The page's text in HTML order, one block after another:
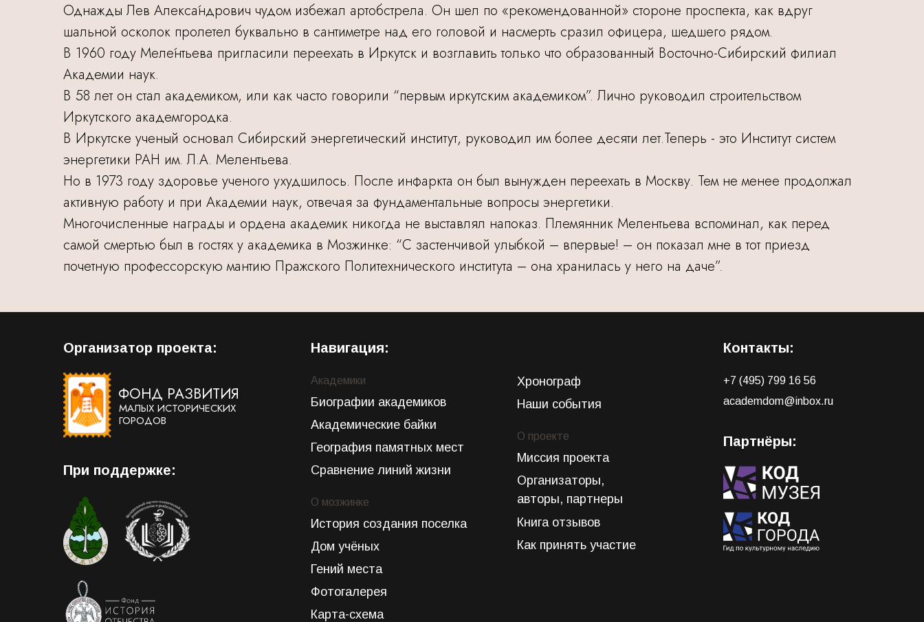
Однажды Лев Алекса́ндрович чудом избежал артобстрела. Он шел по «рекомендованной» стороне проспекта, как вдруг
шальной осколок пролетел буквально в сантиметре над его головой и насмерть сразил офицера, шедшего рядом.
В 1960 году Меле́нтьева пригласили переехать в Иркутск и возглавить только что образованный Восточно-Сибирский филиал
Академии наук.
В 58 лет он стал академиком, или как часто говорили “первым иркутским академиком”. Лично руководил строительством
Иркутского академгородка.
В Иркутске ученый основал Сибирский энергетический институт, руководил им более десяти лет.Теперь - это Институт систем
энергетики РАН им. Л.А. Мелентьева.
Но в 1973 году здоровье ученого ухудшилось. После инфаркта он был вынужден переехать в Москву. Тем не менее продолжал
активную работу и при Академии наук, отвечая за фундаментальные вопросы энергетики.
Многочисленные награды и ордена академик никогда не выставлял напоказ. Племянник Мелентьева вспоминал, как перед
самой смертью был в гостях у академика в Мозжинке: “С застенчивой улыбкой – впервые! – он показал мне в тот приезд
почетную профессорскую мантию Пражского Политехнического института – она хранилась у него на даче”.
О проекте
Как принять участие
Книга отзывов
Организаторы,
авторы, партнеры
Миссия проекта
Карта-схема
Фотогалерея
Гений места
Дом учёных
История создания поселка
О мозжинке
Сравнение линий жизни
Биографии академиков
География памятных мест
Академические байки
Академики
При поддержке:
academdom@inbox.ru
+7 (495) 799 16 56
Контакты:
Навигация:
Наши события
Хронограф
Партнёры:
МАЛЫХ ИСТОРИЧЕСКИХ
ГОРОДОВ
ФОНД РАЗВИТИЯ
Организатор проекта: